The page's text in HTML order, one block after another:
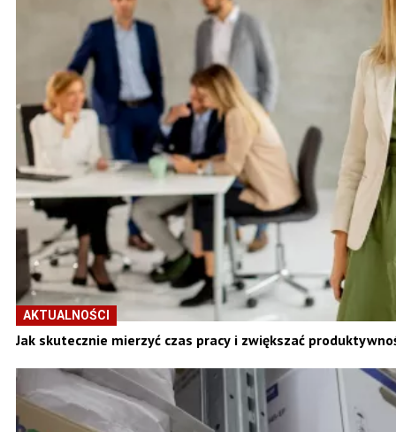
AKTUALNOŚCI
Jak skutecznie mierzyć czas pracy i zwiększać